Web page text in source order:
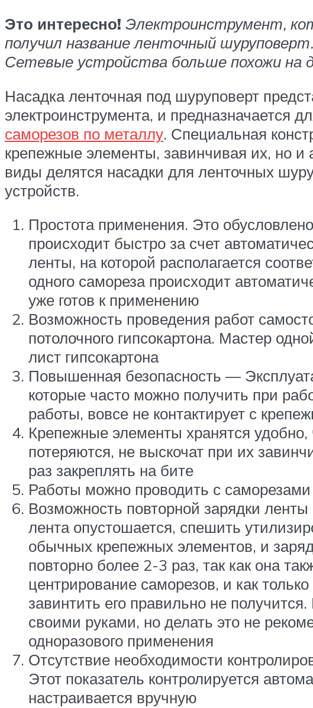
Это интересно! Электроинструмент,
получил название ленточный
Сетевые устройства больше похожи на
Насадка ленточная под шуруповерт
электроинструмента, и предназначается
саморезов по металлу. Специальная
крепежные элементы, завинчивая их, но и
виды делятся насадки для ленточных
устройств.
Простота применения. Это
происходит быстро за счет
ленты, на которой располагается
одного самореза происходит
уже готов к применению
Возможность проведения работ
потолочного гипсокартона. Мастер
лист гипсокартона
Повышенная безопасность —
которые часто можно получить при
работы, вовсе не контактирует с
Крепежные элементы хранятся
потеряются, не выскочат при их
раз закреплять на бите
Работы можно проводить с саморезами
Возможность повторной зарядки
лента опустошается, спешить
обычных крепежных элементов, и
повторно более 2-3 раз, так как она
центрирование саморезов, и как
завинтить его правильно не
своими руками, но делать это не
одноразового применения
Отсутствие необходимости
Этот показатель контролируется
настраивается вручную